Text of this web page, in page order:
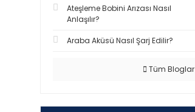
Ateşleme Bobini Arızası Nasıl
Anlaşılır?
Araba Aküsü Nasıl Şarj Edilir?
Tüm Bloglar